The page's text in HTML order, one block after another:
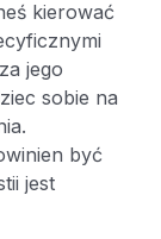
kierować
jego
sobie na
być
jest